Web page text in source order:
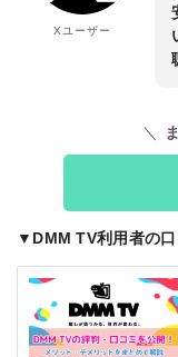
Xユーザー
▼DMM TV利用者の